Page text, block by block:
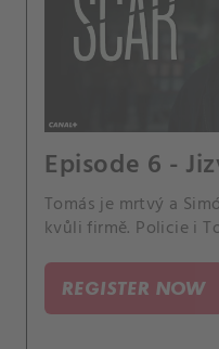
Episode 6 -
Tomás je mrtvý a
kvůli firmě. Policie i
REGISTER NOW